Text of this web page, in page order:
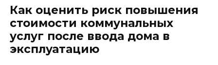
Как оценить риск повышения
стоимости коммунальных
услуг после ввода дома в
эксплуатацию